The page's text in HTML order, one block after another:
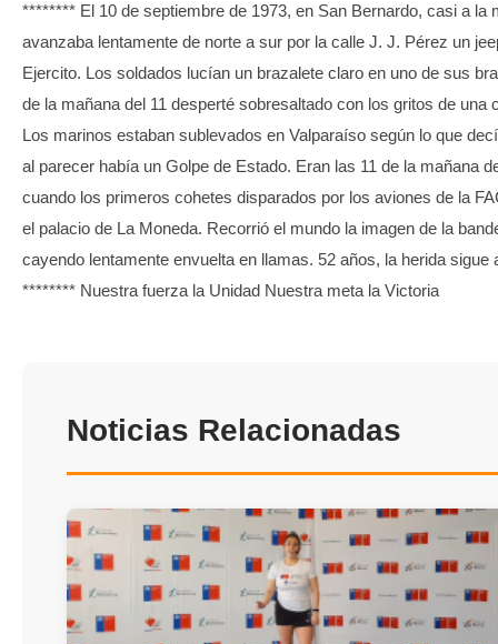
******** El 10 de septiembre de 1973, en San Bernardo, casi a la
avanzaba lentamente de norte a sur por la calle J. J. Pérez un
Ejercito. Los soldados lucían un brazalete claro en uno de sus
de la mañana del 11 desperté sobresaltado con los gritos de una
Los marinos estaban sublevados en Valparaíso según lo que
al parecer había un Golpe de Estado. Eran las 11 de la mañana
cuando los primeros cohetes disparados por los aviones de la
el palacio de La Moneda. Recorrió el mundo la imagen de la
cayendo lentamente envuelta en llamas. 52 años, la herida sigue
******** Nuestra fuerza la Unidad Nuestra meta la Victoria
Noticias Relacionadas